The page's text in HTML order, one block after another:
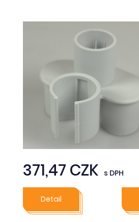
371,47 CZK s DPH
Detail